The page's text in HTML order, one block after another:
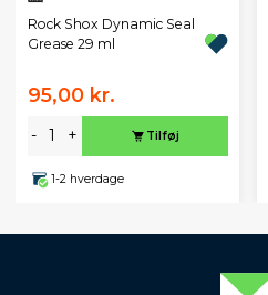
Rock Shox Dynamic Seal
Grease 29 ml
95,00 kr.
- + Tilføj
1-2 hverdage